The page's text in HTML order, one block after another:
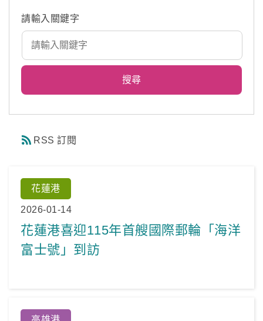
請輸入關鍵字
RSS 訂閱
花蓮港
2026-01-14
花蓮港喜迎115年首艘國際郵輪「海洋
富士號」到訪